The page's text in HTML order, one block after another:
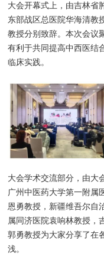
大会开幕式上，由吉林省
东部战区总医院华海清教
教授分别致辞。本次会议
有利于共同提高中西医结
临床实践。
大会学术交流部分，由大
广州中医药大学第一附属
恩勇教授，新疆维吾尔自
属同济医院袁响林教授，
郭勇教授为大家分享了在
浅。